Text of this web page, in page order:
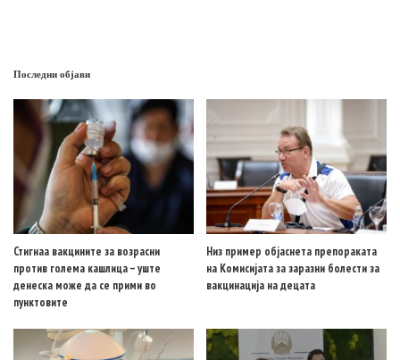
Последни објави
Стигнаа вакцините за возрасни
против голема кашлица – уште
денеска може да се прими во
пунктовите
Низ пример објаснета препораката
на Комисијата за заразни болести за
вакцинација на децата